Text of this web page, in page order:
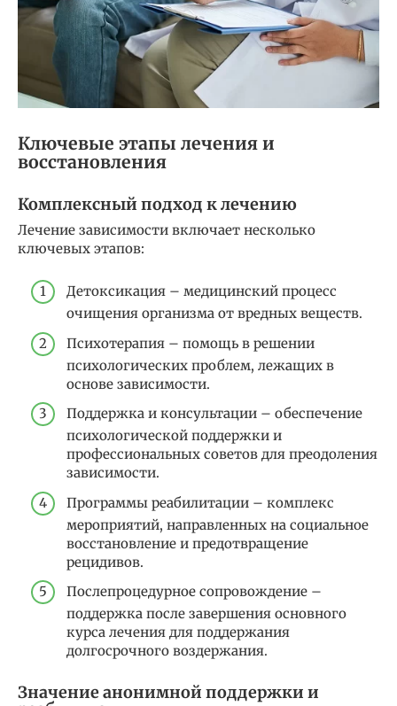
Ключевые этапы лечения и
восстановления
Комплексный подход к лечению
Лечение зависимости включает несколько
ключевых этапов:
Детоксикация – медицинский процесс
очищения организма от вредных веществ.
Психотерапия – помощь в решении
психологических проблем, лежащих в
основе зависимости.
Поддержка и консультации – обеспечение
психологической поддержки и
профессиональных советов для преодоления
зависимости.
Программы реабилитации – комплекс
мероприятий, направленных на социальное
восстановление и предотвращение
рецидивов.
Послепроцедурное сопровождение –
поддержка после завершения основного
курса лечения для поддержания
долгосрочного воздержания.
Значение анонимной поддержки и